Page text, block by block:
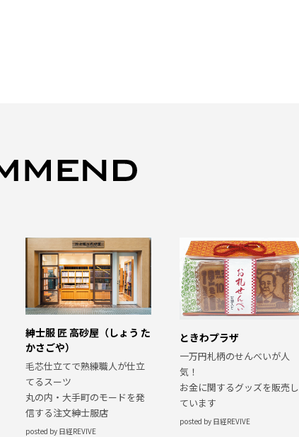
紳士服 匠 高砂屋（しょう た
かさごや）
毛芯仕立てで熟練職人が仕立
てるスーツ
丸の内・大手町のモードを発
信する注文紳士服店
posted by 日経REVIVE
ときわプラザ
一万円札柄のせんべいが人
気！
お金に関するグッズを販売し
ています
posted by 日経REVIVE